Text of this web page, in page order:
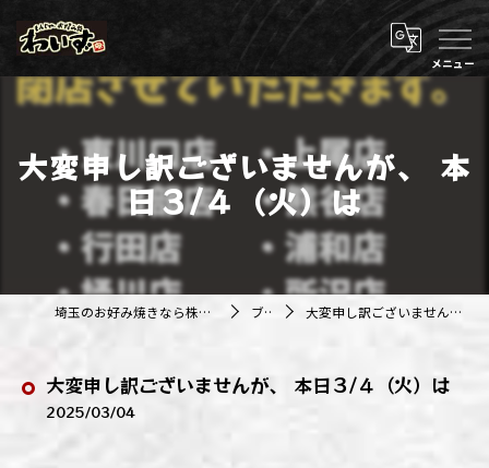
大変申し訳ございませんが、 本
日３/４（火）は
埼玉のお好み焼きなら株式会社アジルカンパニー ブログ 大変申し訳ございませんが、 本日３/４（火）は
大変申し訳ございませんが、 本日３/４（火）は
2025/03/04